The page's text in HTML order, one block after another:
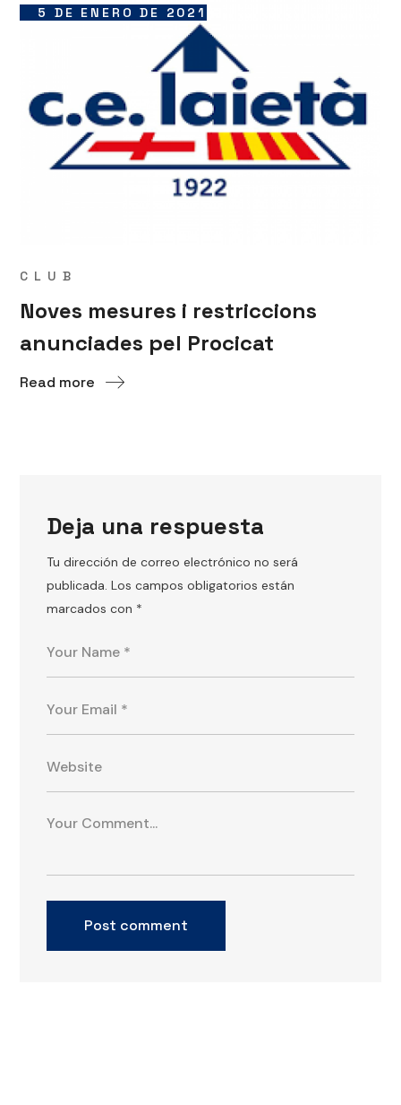
5 DE ENERO DE 2021
CLUB
Noves mesures i restriccions
anunciades pel Procicat
Read more
Deja una respuesta
Tu dirección de correo electrónico no será
publicada. Los campos obligatorios están
marcados con *